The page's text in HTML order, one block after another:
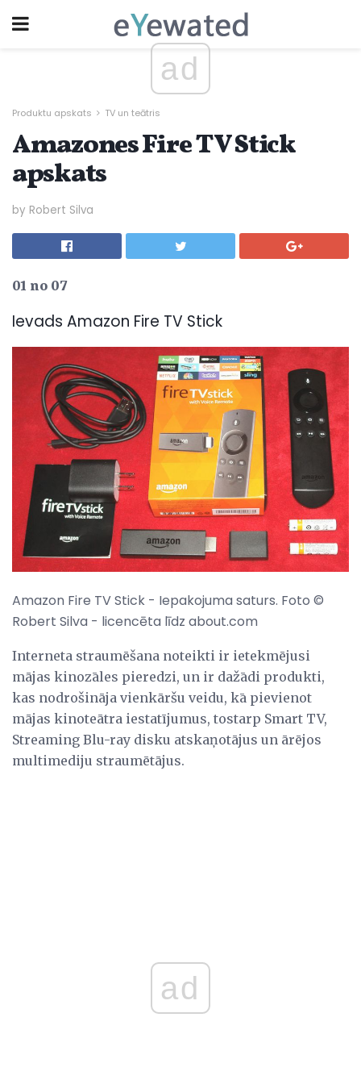
ad
Produktu apskats TV un teātris
Amazones Fire TV Stick
apskats
by Robert Silva
01 no 07
Ievads Amazon Fire TV Stick
Amazon Fire TV Stick - Iepakojuma saturs. Foto ©
Robert Silva - licencēta līdz about.com
Interneta straumēšana noteikti ir ietekmējusi
mājas kinozāles pieredzi, un ir dažādi produkti,
kas nodrošināja vienkāršu veidu, kā pievienot
mājas kinoteātra iestatījumus, tostarp Smart TV,
Streaming Blu-ray disku atskaņotājus un ārējos
multimediju straumētājus.
ad